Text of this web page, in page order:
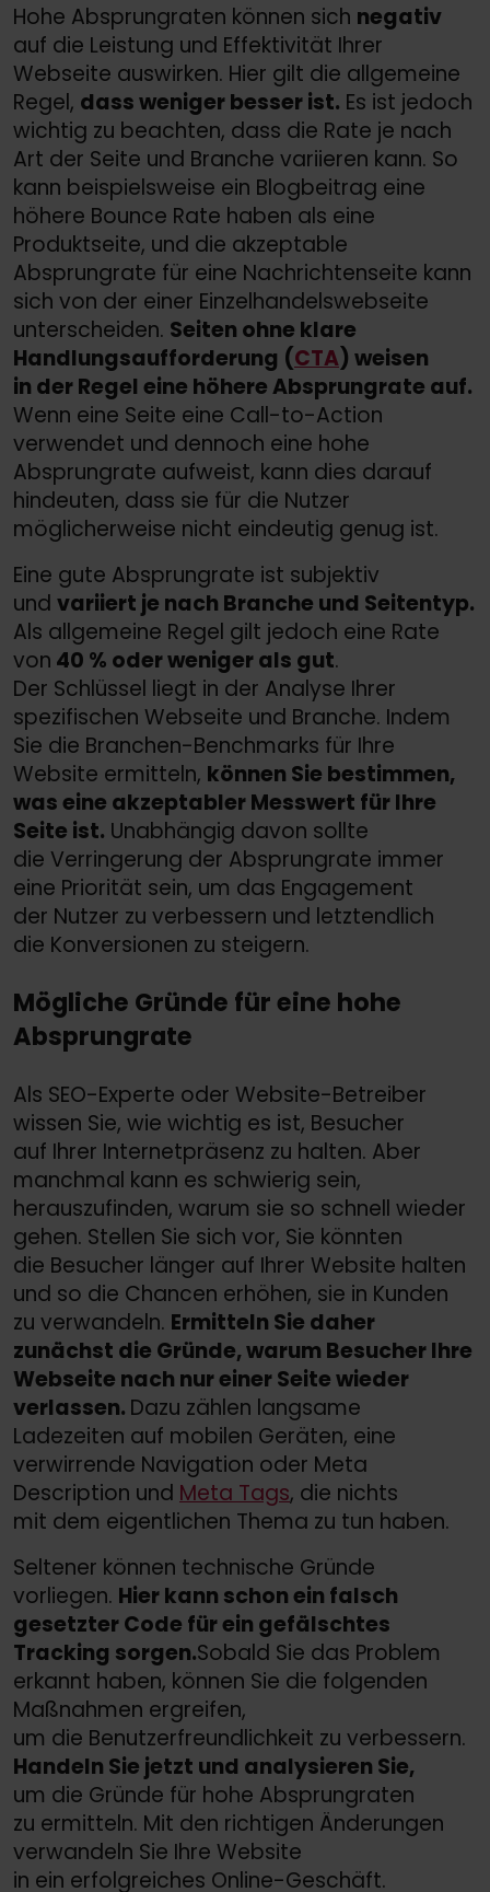
Hohe Absprungraten können sich negativ
auf die Leistung und Effektivität Ihrer
Webseite auswirken. Hier gilt die allgemeine
Regel, dass weniger besser ist. Es ist jedoch
wichtig zu beachten, dass die Rate je nach
Art der Seite und Branche variieren kann. So
kann beispielsweise ein Blogbeitrag eine
höhere Bounce Rate haben als eine
Produktseite, und die akzeptable
Absprungrate für eine Nachrichtenseite kann
sich von der einer Einzelhandelswebseite
unterscheiden. Seiten ohne klare
Handlungsaufforderung (CTA) weisen
in der Regel eine höhere Absprungrate auf.
Wenn eine Seite eine Call-to-Action
verwendet und dennoch eine hohe
Absprungrate aufweist, kann dies darauf
hindeuten, dass sie für die Nutzer
möglicherweise nicht eindeutig genug ist.
Eine gute Absprungrate ist subjektiv
und variiert je nach Branche und Seitentyp.
Als allgemeine Regel gilt jedoch eine Rate
von 40 % oder weniger als gut.
Der Schlüssel liegt in der Analyse Ihrer
spezifischen Webseite und Branche. Indem
Sie die Branchen-Benchmarks für Ihre
Website ermitteln, können Sie bestimmen,
was eine akzeptabler Messwert für Ihre
Seite ist. Unabhängig davon sollte
die Verringerung der Absprungrate immer
eine Priorität sein, um das Engagement
der Nutzer zu verbessern und letztendlich
die Konversionen zu steigern.
Mögliche Gründe für eine hohe
Absprungrate
Als SEO-Experte oder Website-Betreiber
wissen Sie, wie wichtig es ist, Besucher
auf Ihrer Internetpräsenz zu halten. Aber
manchmal kann es schwierig sein,
herauszufinden, warum sie so schnell wieder
gehen. Stellen Sie sich vor, Sie könnten
die Besucher länger auf Ihrer Website halten
und so die Chancen erhöhen, sie in Kunden
zu verwandeln. Ermitteln Sie daher
zunächst die Gründe, warum Besucher Ihre
Webseite nach nur einer Seite wieder
verlassen. Dazu zählen langsame
Ladezeiten auf mobilen Geräten, eine
verwirrende Navigation oder Meta
Description und Meta Tags, die nichts
mit dem eigentlichen Thema zu tun haben.
Seltener können technische Gründe
vorliegen. Hier kann schon ein falsch
gesetzter Code für ein gefälschtes
Tracking sorgen.Sobald Sie das Problem
erkannt haben, können Sie die folgenden
Maßnahmen ergreifen,
um die Benutzerfreundlichkeit zu verbessern.
Handeln Sie jetzt und analysieren Sie,
um die Gründe für hohe Absprungraten
zu ermitteln. Mit den richtigen Änderungen
verwandeln Sie Ihre Website
in ein erfolgreiches Online-Geschäft.